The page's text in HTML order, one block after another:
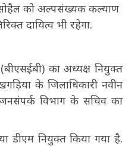
सोहैल को अल्पसंख्यक कल्याण
दायित्व भी रहेगा.
का अध्यक्ष नियुक्त
के जिलाधिकारी नवीन
विभाग के सचिव का
डीएम नियुक्त किया गया है.